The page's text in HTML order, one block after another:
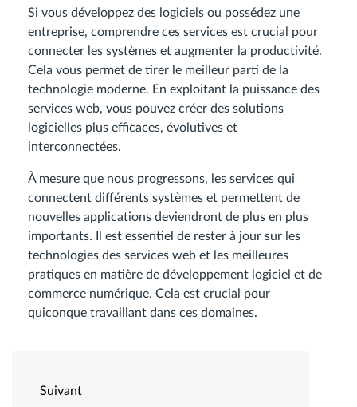
Si vous développez des logiciels ou possédez une
entreprise, comprendre ces services est crucial pour
connecter les systèmes et augmenter la productivité.
Cela vous permet de tirer le meilleur parti de la
technologie moderne. En exploitant la puissance des
services web, vous pouvez créer des solutions
logicielles plus efficaces, évolutives et
interconnectées.
À mesure que nous progressons, les services qui
connectent différents systèmes et permettent de
nouvelles applications deviendront de plus en plus
importants. Il est essentiel de rester à jour sur les
technologies des services web et les meilleures
pratiques en matière de développement logiciel et de
commerce numérique. Cela est crucial pour
quiconque travaillant dans ces domaines.
Suivant